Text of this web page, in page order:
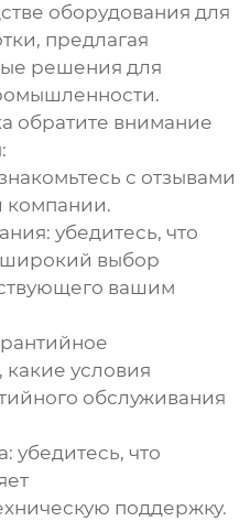
оборудования для
предлагая
решения для
обратите внимание
с отзывами
компании.
: убедитесь, что
широкий выбор
вашим
какие условия
обслуживания
: убедитесь, что
поддержку.